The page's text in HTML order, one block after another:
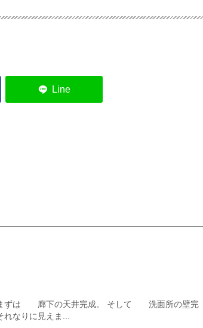
まずは 廊下の天井完成。 そして 洗面所の壁完
れなりに見えま...